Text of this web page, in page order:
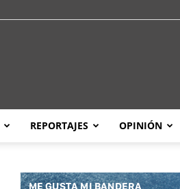
REPORTAJES OPINIÓN